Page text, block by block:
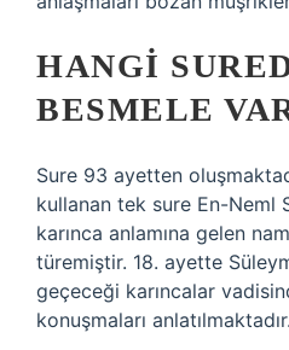
HANGI
BESMELE
Sure 93 ayetten
kullanan tek sure En-Neml
karınca anlamına gelen
türemiştir. 18. ayette
geçeceği karıncalar
konuşmaları anlatılmaktadır.